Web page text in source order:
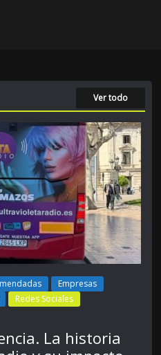
Ver todo
Empresas
Redes Sociales
La historia